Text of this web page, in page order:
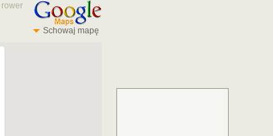
rower
Schowaj mapę